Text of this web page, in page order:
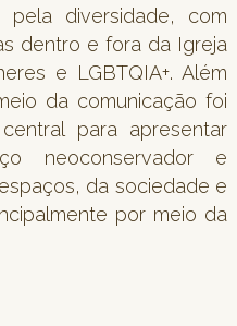
pela diversidade, com
dentro e fora da Igreja
e LGBTQIA+. Além
da comunicação foi
para apresentar
neoconservador e
da sociedade e
por meio da